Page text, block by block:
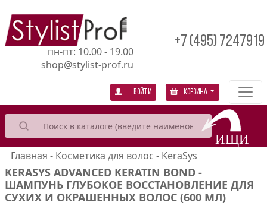
пн-пт: 10.00 - 19.00
shop@stylist-prof.ru
+7 (495) 7247919
Войти Корзина
Главная - Косметика для волос - KeraSys
KERASYS ADVANCED KERATIN BOND -
ШАМПУНЬ ГЛУБОКОЕ ВОССТАНОВЛЕНИЕ ДЛЯ
СУХИХ И ОКРАШЕННЫХ ВОЛОС (600 МЛ)